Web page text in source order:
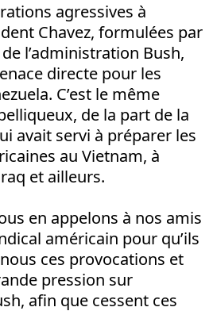
agressives à
Chavez, formulées par
l’administration Bush,
directe pour les
C’est le même
de la part de la
avait servi à préparer les
au Vietnam, à
et ailleurs.
en appelons à nos amis
américain pour qu’ils
ces provocations et
pression sur
afin que cessent ces